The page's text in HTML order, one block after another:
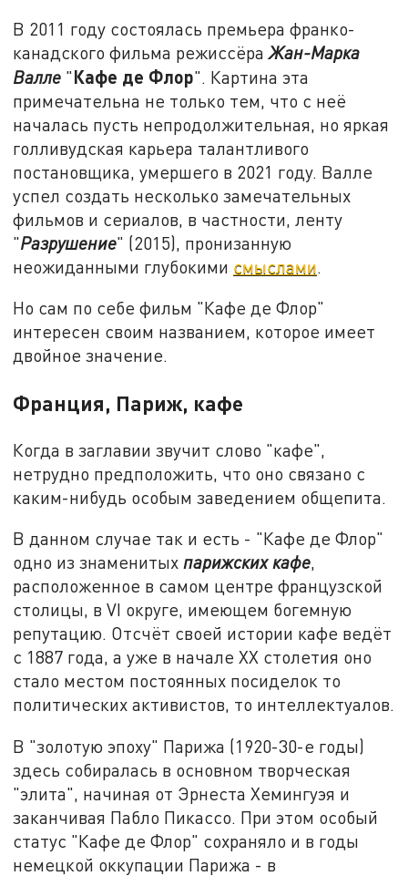
В 2011 году состоялась премьера франко-
канадского фильма режиссёраЖан-Марка
Валле "Кафе де Флор". Картина эта
примечательна не только тем, что с неё
началась пусть непродолжительная, но яркая
голливудская карьера талантливого
постановщика, умершего в 2021 году. Валле
успел создать несколько замечательных
фильмов и сериалов, в частности, ленту
"Разрушение" (2015), пронизанную
неожиданными глубокими смыслами.
Но сам по себе фильм "Кафе де Флор"
интересен своим названием, которое имеет
двойное значение.
Франция, Париж, кафе
Когда в заглавии звучит слово "кафе",
нетрудно предположить, что оно связано с
каким-нибудь особым заведением общепита.
В данном случае так и есть - "Кафе де Флор"
одно из знаменитых парижских кафе,
расположенное в самом центре французской
столицы, в VI округе, имеющем богемную
репутацию. Отсчёт своей истории кафе ведёт
с 1887 года, а уже в начале XX столетия оно
стало местом постоянных посиделок то
политических активистов, то интеллектуалов.
В "золотую эпоху" Парижа (1920-30-е годы)
здесь собиралась в основном творческая
"элита", начиная от Эрнеста Хемингуэя и
заканчивая Пабло Пикассо. При этом особый
статус "Кафе де Флор" сохраняло и в годы
немецкой оккупации Парижа - в